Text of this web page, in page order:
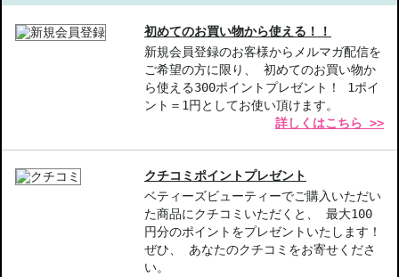
をさせて頂きます。配送便のご指定はできません。
◇お届け日・お時間帯指定は承っておりません。
◇配送伝票の依頼主名、納品書に弊社以外の物流センター社名が記
載されることがあります。
◇上記注意書き記載がある商品の合計金額が16666円以上の場合、
別途手数料が発生する場合があります。予めご了承ください。
◇1件のご注文でも倉庫が異なる場合や配送用箱の関係で荷物を分割
して配送する場合がございます。予めご了承ください。また、明細
書は分割してそれぞれの荷物に同梱されますが手数料等の変更はご
ざいませんのでご安心ください。
◇この商品はラッピングができません。
初めてのお買い物から使える！！
新規会員登録のお客様からメルマガ配信を
ご希望の方に限り、 初めてのお買い物か
ら使える300ポイントプレゼント！ 1ポイ
ント＝1円としてお使い頂けます。
詳しくはこちら >>
クチコミポイントプレゼント
ベティーズビューティーでご購入いただい
た商品にクチコミいただくと、 最大100
円分のポイントをプレゼントいたします！
ぜひ、 あなたのクチコミをお寄せくださ
い。